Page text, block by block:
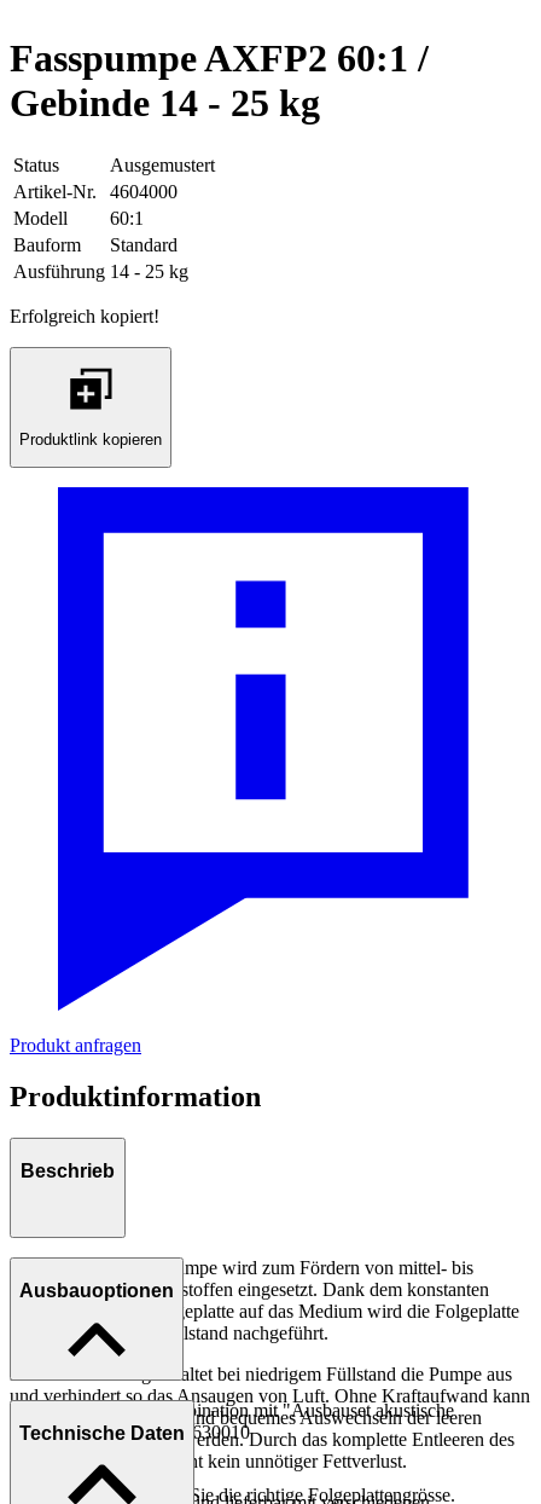
Fasspumpe AXFP2 60:1 /
Gebinde 14 - 25 kg
Status
Ausgemustert
Artikel-Nr.
4604000
Modell
60:1
Bauform
Standard
Ausführung 14 - 25 kg
Erfolgreich kopiert!
Produktlink kopieren
Produkt anfragen
Produktinformation
Beschrieb
ABNOX Fassförderpumpe wird zum Fördern von mittel- bis
hochviskosen Schmierstoffen eingesetzt. Dank dem konstanten
Anpressdruck der Folgeplatte auf das Medium wird die Folgeplatte
stets dem aktuellen Füllstand nachgeführt.
Eine Leermeldung schaltet bei niedrigem Füllstand die Pumpe aus
und verhindert so das Ansaugen von Luft. Ohne Kraftaufwand kann
ein schnelles, sauberes und bequemes Auswechseln der leeren
Gebinde durchgeführt werden. Durch das komplette Entleeren des
Originalgebindes entsteht kein unnötiger Fettverlust.
Ausbauoptionen
* nur erhältlich in Kombination mit "Ausbauset akustische
Leermeldung" Art.Nr. 4630010
Gerne ermitteln wir für Sie die richtige Folgeplattengrösse.
Technische Daten